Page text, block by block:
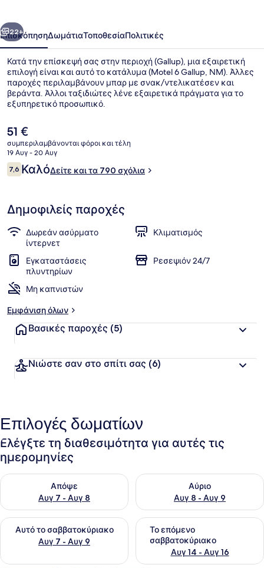
Επόμενο
22+
ΕπισκόπησηΔωμάτιαΤοποθεσίαΠολιτικές
Κατά την επίσκεψή σας στην περιοχή (Gallup), μια εξαιρετική
επιλογή είναι και αυτό το κατάλυμα (Motel 6 Gallup, NM). Άλλες
παροχές περιλαμβάνουν μπαρ με σνακ/ντελικατέσεν και
βεράντα. Άλλοι ταξιδιώτες λένε εξαιρετικά πράγματα για το
εξυπηρετικό προσωπικό.
Η
τρέχουσα
τιμή
είναι
51 €
51 €
συμπεριλαμβάνονται φόροι και τέλη
19 Αυγ - 20 Αυγ
Σχόλια
7,67,6 στα 10
ΚαλόΔείτε και τα 790 σχόλια
Δημοφιλείς παροχές
Δωρεάν ασύρματο
ίντερνετ
Κλιματισμός
Εγκαταστάσεις
πλυντηρίων
Ρεσεψιόν 24/7
Μη καπνιστών
Εμφάνιση όλων
Βασικές παροχές (5)
Νιώστε σαν στο σπίτι σας (6)
Επιλογές δωματίων
Ελέγξτε τη διαθεσιμότητα για αυτές τις
ημερομηνίες
Απόψε
Αυγ 7 - Αυγ 8
Έλεγχος διαθεσιμότητας για απόψε Αυγ 7 - Αυγ 8
Αύριο
Αυγ 8 - Αυγ 9
Έλεγχος διαθεσιμότητας
Αυτό το σαββατοκύριακο
Αυγ 7 - Αυγ 9
Έλεγχος διαθεσιμότητας για αυτό το σαββατοκύριακο
Το επόμενο
σαββατοκύριακο
Αυγ 14 - Αυγ 16
Έλεγχος διαθεσιμότητας